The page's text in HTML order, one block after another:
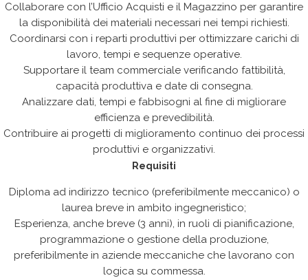
Collaborare con l’Ufficio Acquisti e il Magazzino per garantire
la disponibilità dei materiali necessari nei tempi richiesti.
Coordinarsi con i reparti produttivi per ottimizzare carichi di
lavoro, tempi e sequenze operative.
Supportare il team commerciale verificando fattibilità,
capacità produttiva e date di consegna.
Analizzare dati, tempi e fabbisogni al fine di migliorare
efficienza e prevedibilità.
Contribuire ai progetti di miglioramento continuo dei processi
produttivi e organizzativi.
Requisiti
Diploma ad indirizzo tecnico (preferibilmente meccanico) o
laurea breve in ambito ingegneristico;
Esperienza, anche breve (3 anni), in ruoli di pianificazione,
programmazione o gestione della produzione,
preferibilmente in aziende meccaniche che lavorano con
logica su commessa.